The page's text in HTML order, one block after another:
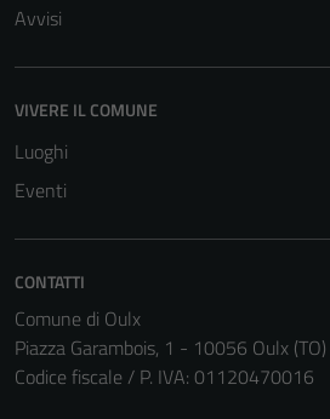
Avvisi
VIVERE IL COMUNE
Luoghi
Eventi
CONTATTI
Comune di Oulx
Piazza Garambois, 1 - 10056 Oulx (TO)
Codice fiscale / P. IVA: 01120470016